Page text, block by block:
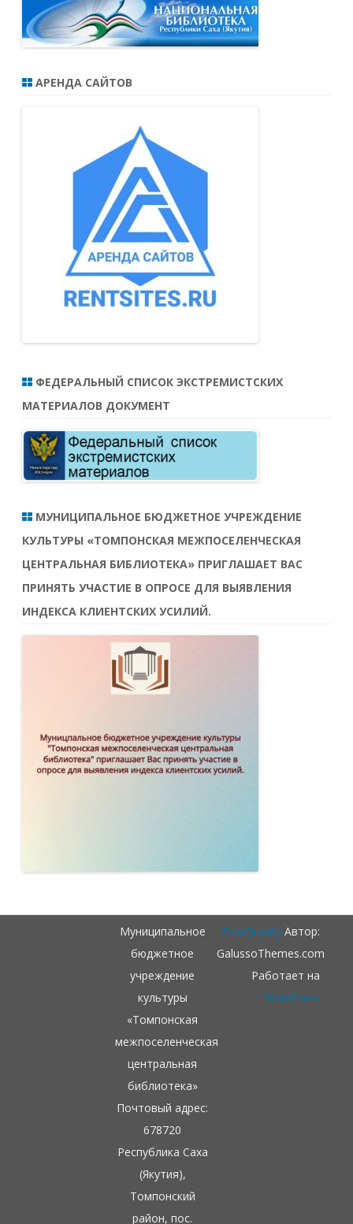
АРЕНДА САЙТОВ
ФЕДЕРАЛЬНЫЙ СПИСОК ЭКСТРЕМИСТСКИХ
МАТЕРИАЛОВ ДОКУМЕНТ
МУНИЦИПАЛЬНОЕ БЮДЖЕТНОЕ УЧРЕЖДЕНИЕ
КУЛЬТУРЫ «ТОМПОНСКАЯ МЕЖПОСЕЛЕНЧЕСКАЯ
ЦЕНТРАЛЬНАЯ БИБЛИОТЕКА» ПРИГЛАШАЕТ ВАС
ПРИНЯТЬ УЧАСТИЕ В ОПРОСЕ ДЛЯ ВЫЯВЛЕНИЯ
ИНДЕКСА КЛИЕНТСКИХ УСИЛИЙ.
Муниципальное
бюджетное
учреждение
культуры
«Томпонская
межпоселенческая
центральная
библиотека»
Почтовый адрес:
678720
Республика Саха
(Якутия),
Томпонский
район, пос.
ZeroGravityАвтор:
GalussoThemes.com
Работает на
WordPress